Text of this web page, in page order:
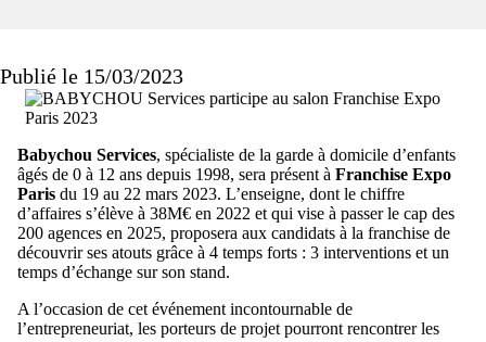
Publié le 15/03/2023
Babychou Services, spécialiste de la garde à domicile d’enfants
âgés de 0 à 12 ans depuis 1998, sera présent à Franchise Expo
Paris du 19 au 22 mars 2023. L’enseigne, dont le chiffre
d’affaires s’élève à 38M€ en 2022 et qui vise à passer le cap des
200 agences en 2025, proposera aux candidats à la franchise de
découvrir ses atouts grâce à 4 temps forts : 3 interventions et un
temps d’échange sur son stand.
A l’occasion de cet événement incontournable de
l’entrepreneuriat, les porteurs de projet pourront rencontrer les